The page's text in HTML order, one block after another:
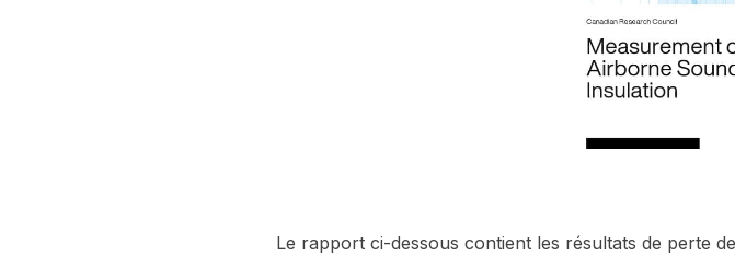
Le rapport ci-dessous contient les résultats de perte